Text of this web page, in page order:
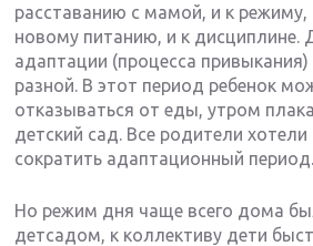
расставанию с мамой, и к режиму,
новому питанию, и к дисциплине.
адаптации (процесса
разной. В этот период ребенок
отказываться от еды, утром
детский сад. Все родители хотели
сократить адаптационный период.
Но режим дня чаще всего дома
детсадом, к коллективу дети